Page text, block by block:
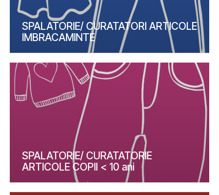
SPALATORIE/ CURATATORI ARTICOLE
IMBRACAMINTE
SPALATORIE/ CURATATORIE
ARTICOLE COPII < 10 ani